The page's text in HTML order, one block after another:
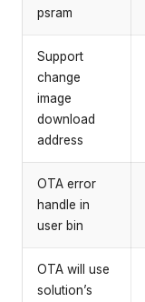
psram
Support
change
image
download
address
OTA error
handle in
user bin
OTA will use
solution’s